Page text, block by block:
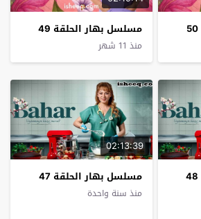
مسلسل بهار الحلقة 49
منذ 11 شهر
مسلسل بهار الحلقة 48
02:13:39
مسلسل بهار الحلقة 47
منذ سنة واحدة